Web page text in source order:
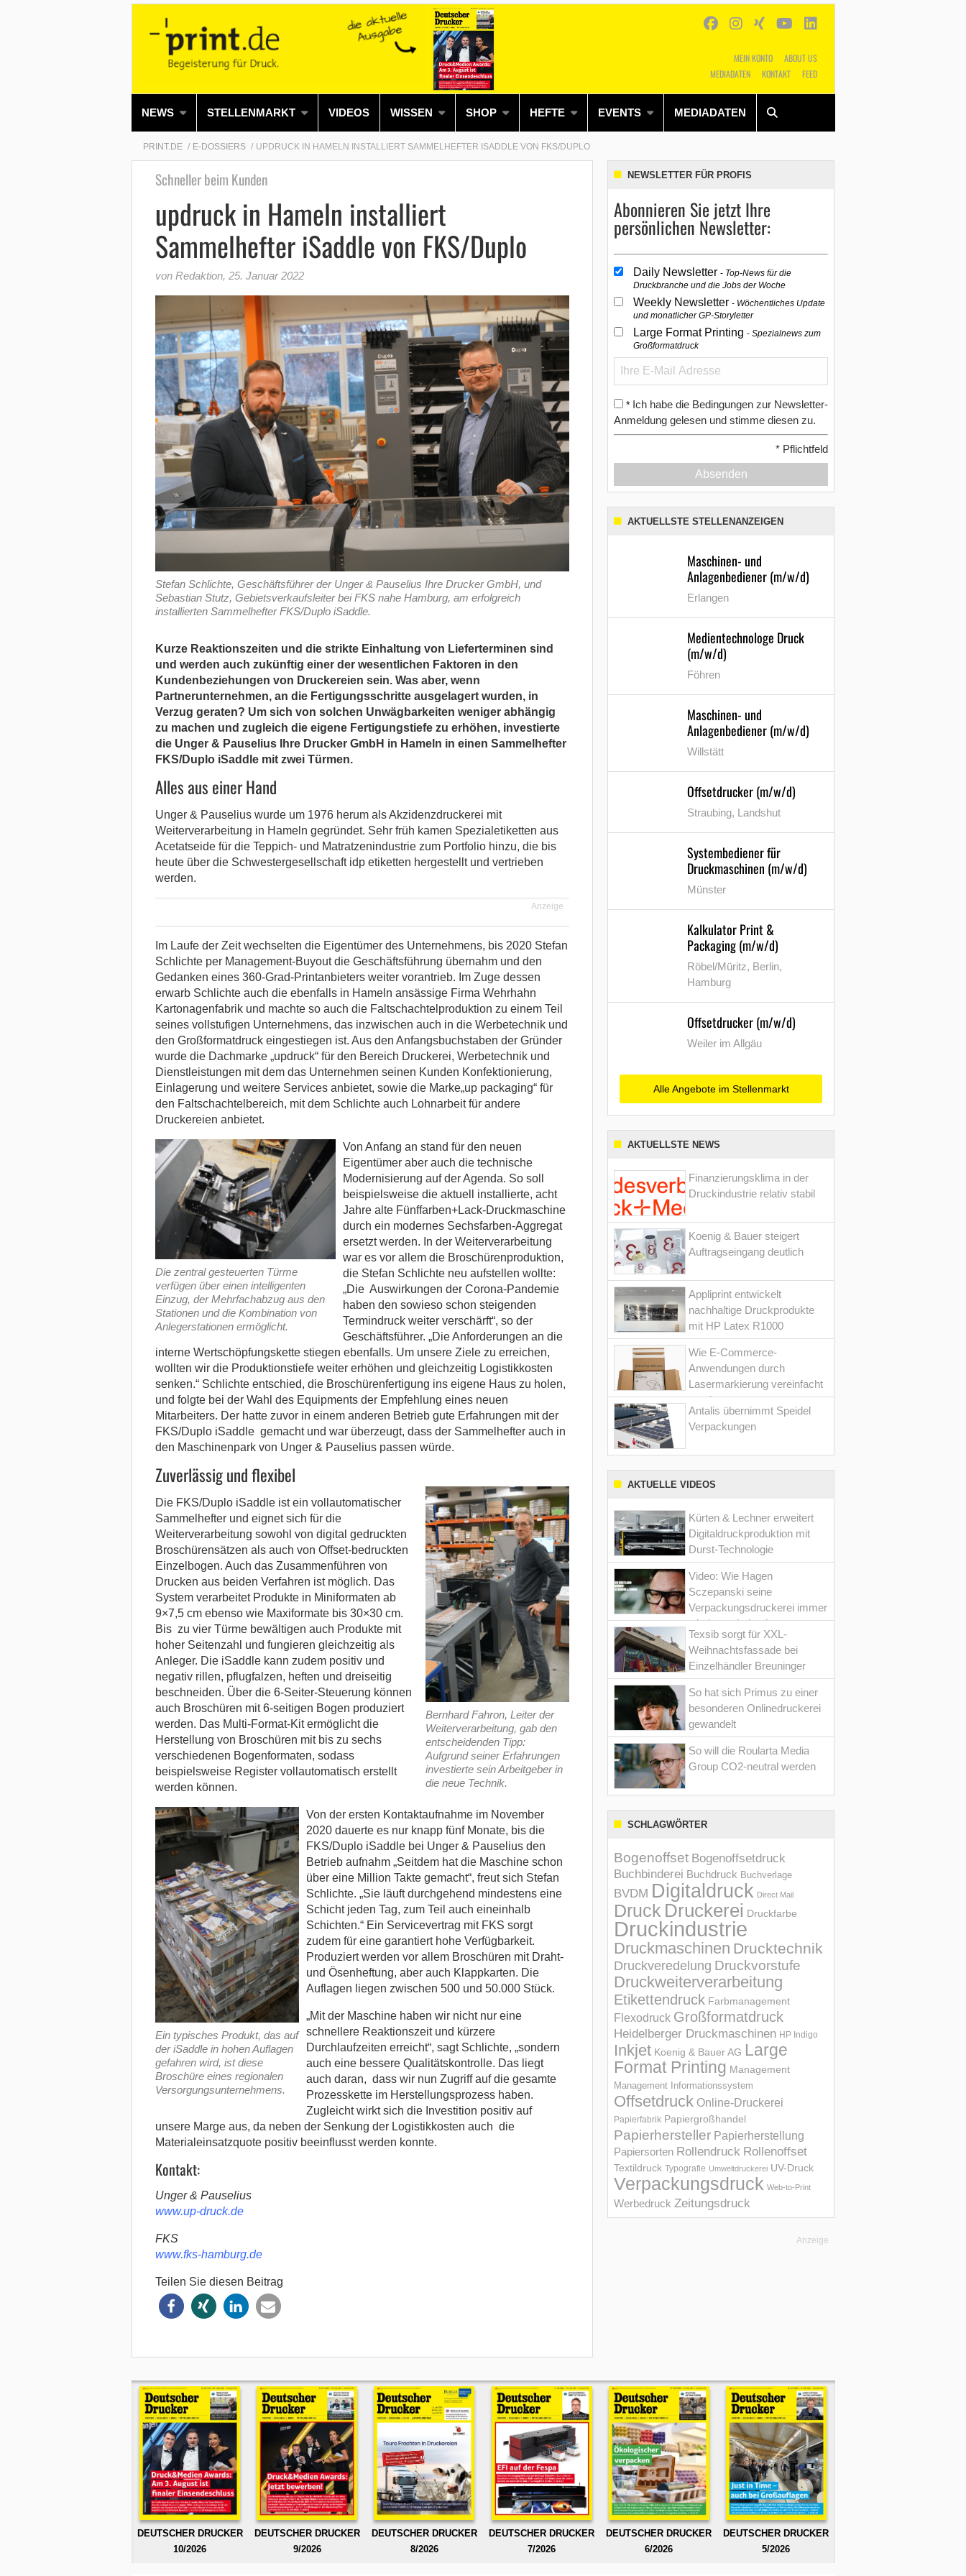
MEIN KONTO
ABOUT US
MEDIADATEN
KONTAKT FEED
NEWS STELLENMARKT VIDEOS WISSEN SHOP HEFTE EVENTS MEDIADATEN
Alles Shop SUCHEN
PRINT.DE E-DOSSIERS UPDRUCK IN HAMELN INSTALLIERT SAMMELHEFTER ISADDLE VON FKS/DUPLO
Schneller beim Kunden
updruck in Hameln installiert
Sammelhefter iSaddle von FKS/Duplo
von Redaktion, 25. Januar 2022
Stefan Schlichte, Geschäftsführer der Unger & Pauselius Ihre Drucker GmbH, und
Sebastian Stutz, Gebietsverkaufsleiter bei FKS nahe Hamburg, am erfolgreich
installierten Sammelhefter FKS/Duplo iSaddle.
Kurze Reaktionszeiten und die strikte Einhaltung von Lieferterminen sind
und werden auch zukünftig einer der wesentlichen Faktoren in den
Kundenbeziehungen von Druckereien sein. Was aber, wenn
Partnerunternehmen, an die Fertigungsschritte ausgelagert wurden, in
Verzug geraten? Um sich von solchen Unwägbarkeiten weniger abhängig
zu machen und zugleich die eigene Fertigungstiefe zu erhöhen, investierte
die Unger & Pauselius Ihre Drucker GmbH in Hameln in einen Sammelhefter
FKS/Duplo iSaddle mit zwei Türmen.
Alles aus einer Hand
Unger & Pauselius wurde um 1976 herum als Akzidenzdruckerei mit
Weiterverarbeitung in Hameln gegründet. Sehr früh kamen Spezialetiketten aus
Acetatseide für die Teppich- und Matratzenindustrie zum Portfolio hinzu, die bis
heute über die Schwestergesellschaft idp etiketten hergestellt und vertrieben
werden.
Anzeige
Im Laufe der Zeit wechselten die Eigentümer des Unternehmens, bis 2020 Stefan
Schlichte per Management-Buyout die Geschäftsführung übernahm und den
Gedanken eines 360-Grad-Printanbieters weiter vorantrieb. Im Zuge dessen
erwarb Schlichte auch die ebenfalls in Hameln ansässige Firma Wehrhahn
Kartonagenfabrik und machte so auch die Faltschachtelproduktion zu einem Teil
seines vollstufigen Unternehmens, das inzwischen auch in die Werbetechnik und
den Großformatdruck eingestiegen ist. Aus den Anfangsbuchstaben der Gründer
wurde die Dachmarke „updruck“ für den Bereich Druckerei, Werbetechnik und
Dienstleistungen mit dem das Unternehmen seinen Kunden Konfektionierung,
Einlagerung und weitere Services anbietet, sowie die Marke„up packaging“ für
den Faltschachtelbereich, mit dem Schlichte auch Lohnarbeit für andere
Druckereien anbietet.
Die zentral gesteuerten Türme
verfügen über einen intelligenten
Einzug, der Mehrfachabzug aus den
Stationen und die Kombination von
Anlegerstationen ermöglicht.
Von Anfang an stand für den neuen
Eigentümer aber auch die technische
Modernisierung auf der Agenda. So soll
beispielsweise die aktuell installierte, acht
Jahre alte Fünffarben+Lack-Druckmaschine
durch ein modernes Sechsfarben-Aggregat
ersetzt werden. In der Weiterverarbeitung
war es vor allem die Broschürenproduktion,
die Stefan Schlichte neu aufstellen wollte:
„Die Auswirkungen der Corona-Pandemie
haben den sowieso schon steigenden
Termindruck weiter verschärft“, so der
Geschäftsführer. „Die Anforderungen an die
interne Wertschöpfungskette stiegen ebenfalls. Um unsere Ziele zu erreichen,
wollten wir die Produktionstiefe weiter erhöhen und gleichzeitig Logistikkosten
senken.“ Schlichte entschied, die Broschürenfertigung ins eigene Haus zu holen,
und folgte bei der Wahl des Equipments der Empfehlung eines neuen
Mitarbeiters. Der hatte zuvor in einem anderen Betrieb gute Erfahrungen mit der
FKS/Duplo iSaddle gemacht und war überzeugt, dass der Sammelhefter auch in
den Maschinenpark von Unger & Pauselius passen würde.
Zuverlässig und flexibel
Bernhard Fahron, Leiter der
Weiterverarbeitung, gab den
entscheidenden Tipp:
Aufgrund seiner Erfahrungen
investierte sein Arbeitgeber in
die neue Technik.
Die FKS/Duplo iSaddle ist ein vollautomatischer
Sammelhefter und eignet sich für die
Weiterverarbeitung sowohl von digital gedruckten
Broschürensätzen als auch von Offset-bedruckten
Einzelbogen. Auch das Zusammenführen von
Drucken aus beiden Verfahren ist möglich. Das
System verarbeitet Produkte in Miniformaten ab
9×7,5 cm ebenso wie Maxiformate bis 30×30 cm.
Bis zu vier Türme bewältigen auch Produkte mit
hoher Seitenzahl und fungieren gleichzeitig als
Anleger. Die iSaddle kann zudem positiv und
negativ rillen, pflugfalzen, heften und dreiseitig
beschneiden. Über die 6-Seiter-Steuerung können
auch Broschüren mit 6-seitigen Bogen produziert
werden. Das Multi-Format-Kit ermöglicht die
Herstellung von Broschüren mit bis zu sechs
verschiedenen Bogenformaten, sodass
beispielsweise Register vollautomatisch erstellt
werden können.
Ein typisches Produkt, das auf
der iSaddle in hohen Auflagen
gefahren wird, ist diese
Broschüre eines regionalen
Versorgungsunternehmens.
Von der ersten Kontaktaufnahme im November
2020 dauerte es nur knapp fünf Monate, bis die
FKS/Duplo iSaddle bei Unger & Pauselius den
Betrieb aufnahm „Seitdem hat die Maschine schon
über eine Million Takte gemacht“, freut sich Stefan
Schlichte. „Sie läuft durchgehend mindestens eine
Schicht jeden Tag, zum Teil auch eineinhalb
Schichten.“ Ein Servicevertrag mit FKS sorgt
zudem für eine garantiert hohe Verfügbarkeit.
Produziert werden vor allem Broschüren mit Draht-
und Ösenheftung, aber auch Klappkarten. Die
Auflagen liegen zwischen 500 und 50.000 Stück.
„Mit der Maschine haben wir nicht nur eine
schnellere Reaktionszeit und kürzere
Durchlaufzeiten erreicht“, sagt Schlichte, „sondern
auch eine bessere Qualitätskontrolle. Das liegt
auch daran, dass wir nun Zugriff auf die gesamte
Prozesskette im Herstellungsprozess haben.
Zugleicht wirkt sich die Investition positiv auf
unsere Marge aus, da neben der Senkung der Logistikkosten auch die
Materialeinsatzquote positiv beeinflusst werden konnte.
Kontakt:
Unger & Pauselius
www.up-druck.de
FKS
www.fks-hamburg.de
Teilen Sie diesen Beitrag
NEWSLETTER FÜR PROFIS
Abonnieren Sie jetzt Ihre
persönlichen Newsletter:
Daily Newsletter Top-News für die
Druckbranche und die Jobs der Woche
Weekly Newsletter Wöchentliches Update
und monatlicher GP-Storyletter
Large Format Printing Spezialnews zum
Großformatdruck
* Ich habe die Bedingungen zur Newsletter-
Anmeldung gelesen und stimme diesen zu.
* Pflichtfeld
Absenden
AKTUELLSTE STELLENANZEIGEN
Maschinen- und
Anlagenbediener (m/w/d)
Erlangen
Medientechnologe Druck
(m/w/d)
Föhren
Maschinen- und
Anlagenbediener (m/w/d)
Willstätt
Offsetdrucker (m/w/d)
Straubing, Landshut
Systembediener für
Druckmaschinen (m/w/d)
Münster
Kalkulator Print &
Packaging (m/w/d)
Röbel/Müritz, Berlin,
Hamburg
Offsetdrucker (m/w/d)
Weiler im Allgäu
Alle Angebote im Stellenmarkt
AKTUELLSTE NEWS
Finanzierungsklima in der
Druckindustrie relativ stabil
Koenig & Bauer steigert
Auftragseingang deutlich
Appliprint entwickelt
nachhaltige Druckprodukte
mit HP Latex R1000
Wie E-Commerce-
Anwendungen durch
Lasermarkierung vereinfacht
werden
Antalis übernimmt Speidel
Verpackungen
AKTUELLE VIDEOS
Kürten & Lechner erweitert
Digitaldruckproduktion mit
Durst-Technologie
Video: Wie Hagen
Sczepanski seine
Verpackungsdruckerei immer
wieder optimiert hat
Texsib sorgt für XXL-
Weihnachtsfassade bei
Einzelhändler Breuninger
So hat sich Primus zu einer
besonderen Onlinedruckerei
gewandelt
So will die Roularta Media
Group CO2-neutral werden
SCHLAGWÖRTER
Bogenoffset Bogenoffsetdruck
Buchbinderei Buchdruck Buchverlage
BVDM Digitaldruck Direct Mail
Druck Druckerei Druckfarbe
Druckindustrie
Druckmaschinen Drucktechnik
Druckveredelung Druckvorstufe
Druckweiterverarbeitung
Etikettendruck Farbmanagement
Flexodruck Großformatdruck
Heidelberger Druckmaschinen HP Indigo
Inkjet Koenig & Bauer AG Large
Format Printing Management
Management Informations­system
Offsetdruck Online-Druckerei
Papierfabrik Papiergroßhandel
Papierhersteller Papierherstellung
Papiersorten Rollendruck Rollenoffset
Textildruck Typografie Umweltdruckerei UV-Druck
Verpackungsdruck Web-to-Print
Werbedruck Zeitungsdruck
Anzeige
DEUTSCHER DRUCKER
10/2026
DEUTSCHER DRUCKER
9/2026
DEUTSCHER DRUCKER
8/2026
DEUTSCHER DRUCKER
7/2026
DEUTSCHER DRUCKER
6/2026
DEUTSCHER DRUCKER
5/2026